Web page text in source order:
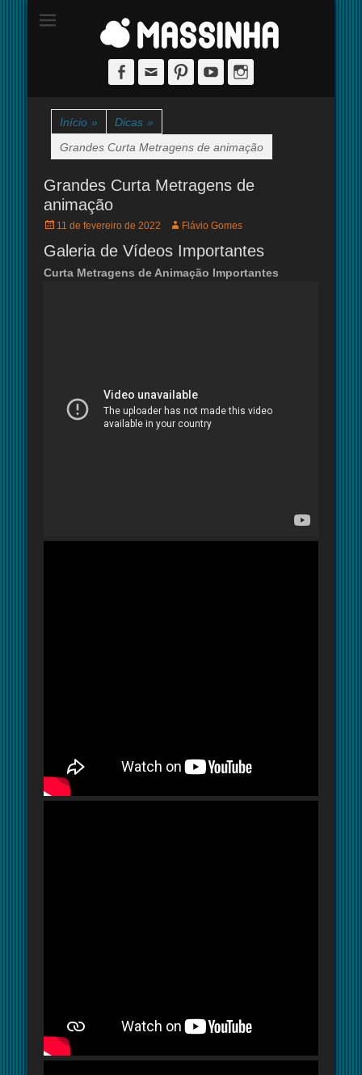
massinha
Site dedicado à técnica de stop-motion
Facebook
Email PinterestYouTube
Início » Dicas »
Grandes Curta Metragens de animação
Grandes Curta Metragens de
animação
Posted
11 de fevereiro de 2022 Autor:Flávio Gomes
Galeria de Vídeos Importantes
Curta Metragens de Animação Importantes